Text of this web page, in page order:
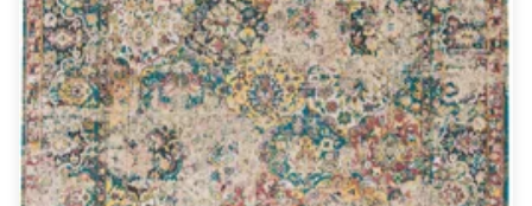
Tapis
Tapis contemporain
Tapis en peau
Enfants
Luminaire enfant
Autres
Miroir
Rangement